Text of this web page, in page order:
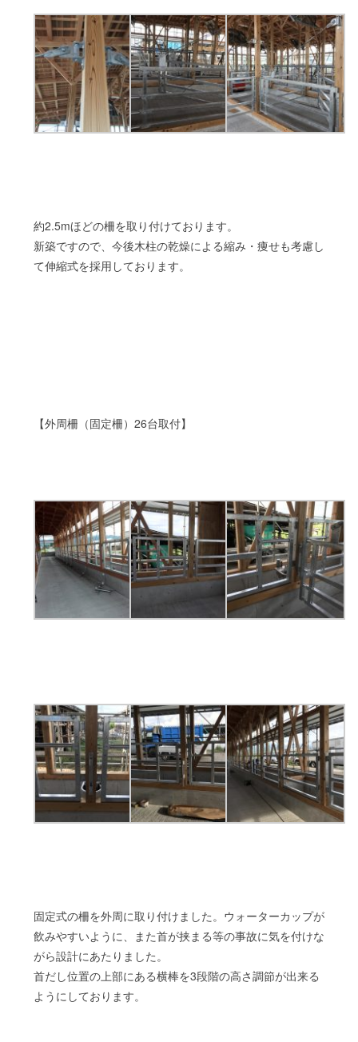
約2.5mほどの柵を取り付けております。
新築ですので、今後木柱の乾燥による縮み・痩せも考慮し
て伸縮式を採用しております。
【外周柵（固定柵）26台取付】
固定式の柵を外周に取り付けました。ウォーターカップが
飲みやすいように、また首が挟まる等の事故に気を付けな
がら設計にあたりました。
首だし位置の上部にある横棒を3段階の高さ調節が出来る
ようにしております。